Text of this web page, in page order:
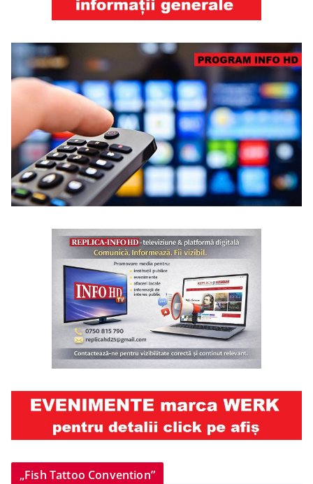
„Fish Tattoo Convention”